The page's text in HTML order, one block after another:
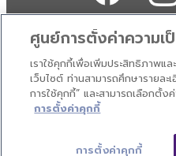
ติดต่อเราเงื่อนไขก
นโย
©
ศูนย์การตั้งค่าความเ
เราใช้คุกกี้เพื่อเพิ่มประสิทธิภาพแ
เว็บไซต์ ท่านสามารถศึกษารายละ
การใช้คุกกี้” และสามารถเลือกตั้
การตั้งค่าคุกกี้
การตั้งค่าคุกกี้